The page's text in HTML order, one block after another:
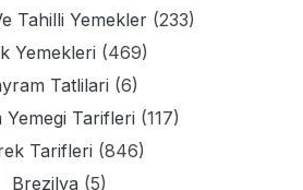
Tahilli Yemekler (233)
Yemekleri (469)
Tatlilari (6)
Yemegi Tarifleri (117)
Tarifleri (846)
Brezilya (5)